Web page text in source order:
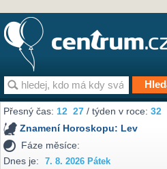
Přesný čas:12 27 / týden v roce:32
Znamení Horoskopu: Lev
Fáze měsíce:
Dnes je:
7. 8. 2026 Pátek